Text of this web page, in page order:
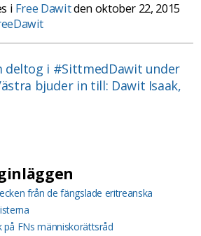
i Free Dawitden oktober 22, 2015
deltog i #SittmedDawit under
bjuder in till: Dawit Isaak,
från de fängslade eritreanska
på FNs människorättsråd